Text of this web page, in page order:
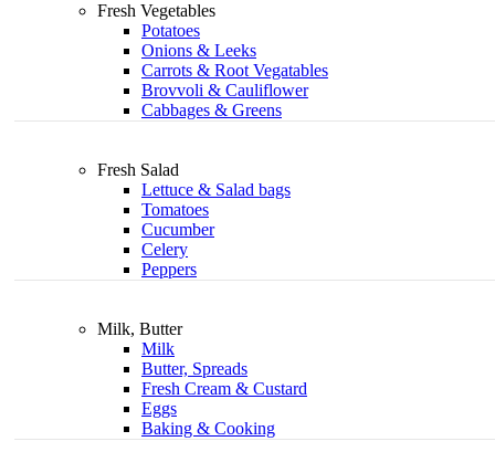
Fresh Vegetables
Potatoes
Onions & Leeks
Carrots & Root Vegatables
Brovvoli & Cauliflower
Cabbages & Greens
Fresh Salad
Lettuce & Salad bags
Tomatoes
Cucumber
Celery
Peppers
Milk, Butter
Milk
Butter, Spreads
Fresh Cream & Custard
Eggs
Baking & Cooking